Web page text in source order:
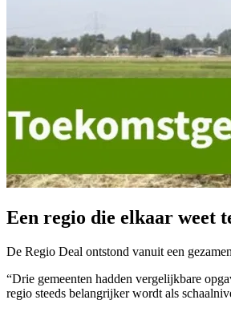
Een regio die elkaar weet
De Regio Deal ontstond vanuit een
“Drie gemeenten hadden vergelijkbare
regio steeds belangrijker wordt als